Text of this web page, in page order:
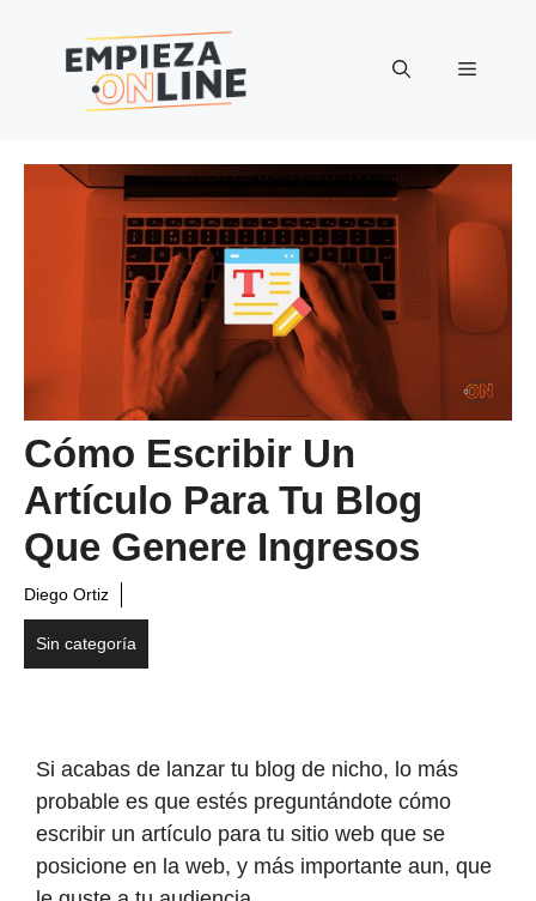
contenido
Menú
Cómo Escribir Un
Artículo Para Tu Blog
Que Genere Ingresos
Diego Ortiz
Sin categoría
Si acabas de lanzar tu blog de nicho, lo más
probable es que estés preguntándote cómo
escribir un artículo para tu sitio web que se
posicione en la web, y más importante aun, que